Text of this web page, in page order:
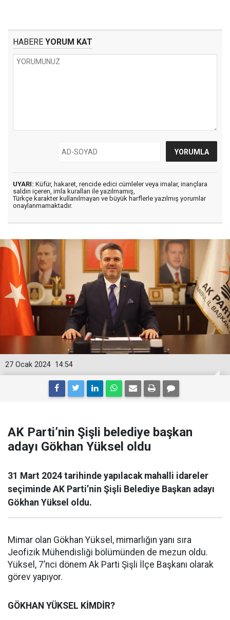
HABERE YORUM KAT
UYARI: Küfür, hakaret, rencide edici cümleler veya imalar, inançlara
saldırı içeren, imla kuralları ile yazılmamış,
Türkçe karakter kullanılmayan ve büyük harflerle yazılmış yorumlar
onaylanmamaktadır.
14:54
27 Ocak 2024
AK Parti’nin Şişli belediye başkan
adayı Gökhan Yüksel oldu
31 Mart 2024 tarihinde yapılacak mahalli idareler
seçiminde AK Parti’nin Şişli Belediye Başkan adayı
Gökhan Yüksel oldu.
Mimar olan Gökhan Yüksel, mimarlığın yanı sıra
Jeofizik Mühendisliği bölümünden de mezun oldu.
Yüksel, 7’nci dönem Ak Parti Şişli İlçe Başkanı olarak
görev yapıyor.
GÖKHAN YÜKSEL KİMDİR?